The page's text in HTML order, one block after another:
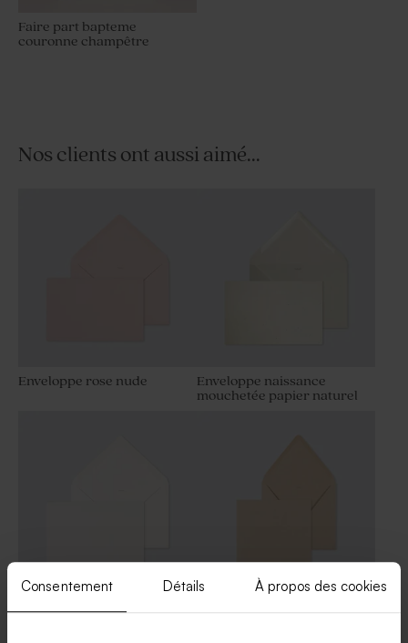
Consentement Détails À propos des cookies
Faire part bapteme
couronne champêtre
Nos clients ont aussi aimé...
Enveloppe rose nude
Enveloppe naissance
mouchetée papier naturel
kraft